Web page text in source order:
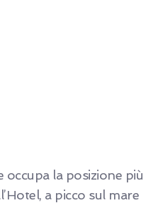
occupa la posizione più
a picco sul mare